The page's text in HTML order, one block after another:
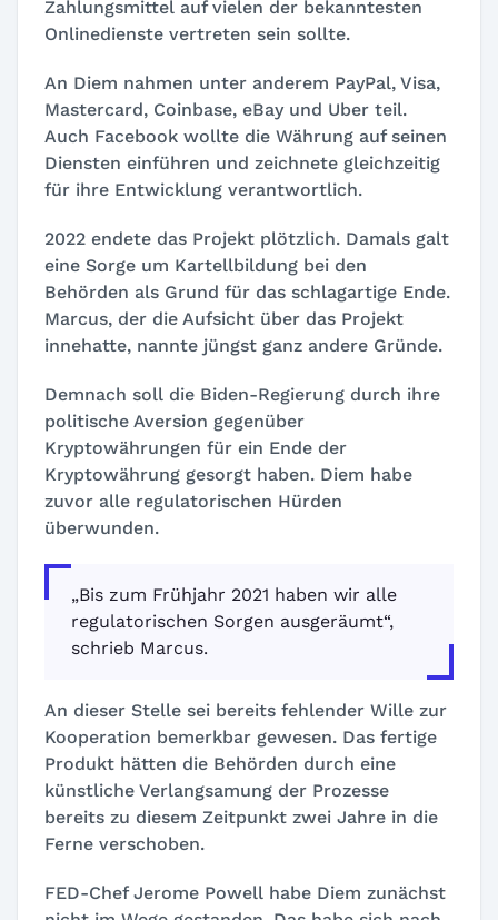
Zahlungsmittel auf vielen der bekanntesten
Onlinedienste vertreten sein sollte.
An Diem nahmen unter anderem PayPal, Visa,
Mastercard, Coinbase, eBay und Uber teil.
Auch Facebook wollte die Währung auf seinen
Diensten einführen und zeichnete gleichzeitig
für ihre Entwicklung verantwortlich.
2022 endete das Projekt plötzlich. Damals galt
eine Sorge um Kartellbildung bei den
Behörden als Grund für das schlagartige Ende.
Marcus, der die Aufsicht über das Projekt
innehatte, nannte jüngst ganz andere Gründe.
Demnach soll die Biden-Regierung durch ihre
politische Aversion gegenüber
Kryptowährungen für ein Ende der
Kryptowährung gesorgt haben. Diem habe
zuvor alle regulatorischen Hürden
überwunden.
„Bis zum Frühjahr 2021 haben wir alle
regulatorischen Sorgen ausgeräumt“,
schrieb Marcus.
An dieser Stelle sei bereits fehlender Wille zur
Kooperation bemerkbar gewesen. Das fertige
Produkt hätten die Behörden durch eine
künstliche Verlangsamung der Prozesse
bereits zu diesem Zeitpunkt zwei Jahre in die
Ferne verschoben.
FED-Chef Jerome Powell habe Diem zunächst